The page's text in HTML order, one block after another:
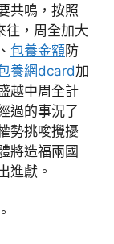
共鳴，按照
往，周全加大
、 包養金額 防
養網dcard加
越中周全計
過的事況了
勢挑唆攪擾
將造福兩國
進獻。